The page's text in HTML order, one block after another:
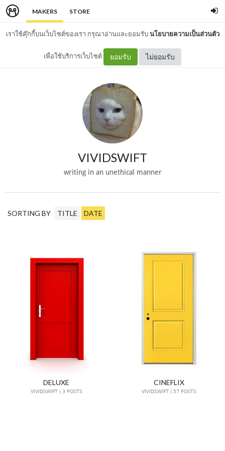
MAKERS STORE
เราใช้คุ๊กกี้บนเว็บไซต์ของเรา กรุณาอ่านและยอมรับนโยบายความเป็นส่วนตัว
เพื่อใช้บริการเว็บไซต์ ยอมรับ ไม่ยอมรับ
VIVIDSWIFT
writing in an unethical manner
SORTING BY TITLE DATE
DELUXE
VIVIDSWIFT | 3 POSTS
CINEFLIX
VIVIDSWIFT | 57 POSTS